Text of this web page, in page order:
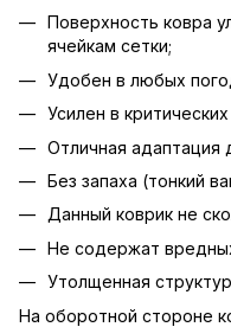
Поверхность ковра
ячейкам сетки;
Удобен в любых
Усилен в
Отличная адаптация
Без запаха (тонкий
Данный коврик не
Не содержат
Утолщенная
На оборотной стороне